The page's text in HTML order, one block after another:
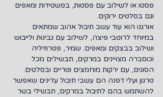
פסטו או לשילוב עם פסטות, בפשטידות ומאפים
וגם בסלטים ירוקים.
אורגנו הוא עוד עשב תיבול אהוב שמתאים
במיוחד לרוטבי פיצה, לשילוב עם גבינות ולייבוש
ושילוב בבצקים ומאפים. שמיר, פטרוזיליה
וכוסברה מצויינים במרקים, תבשילים מכל
הסוגים, עם ירקות מוחמצים וטריים ובסלטים.
טרגון ועלי דפנה הם עשבי תיבול עדינים שאפשר
להשתמש בהם לתיבול במרקים, תבשילי בשר